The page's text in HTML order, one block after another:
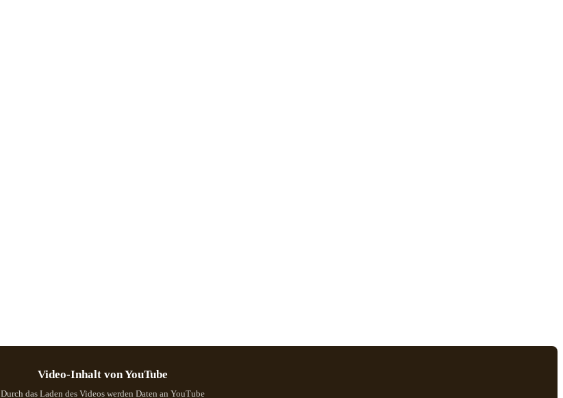
Video-Inhalt von YouTube
Durch das Laden des Videos werden Daten an YouTube